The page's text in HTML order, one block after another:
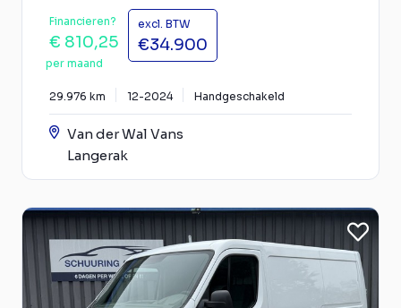
Financieren?
€ 810,25
per maand
excl. BTW
€34.900
29.976 km 12-2024 Handgeschakeld
Van der Wal Vans
Langerak